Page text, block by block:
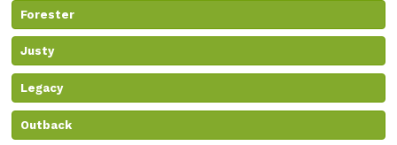
Forester
Justy
Legacy
Outback